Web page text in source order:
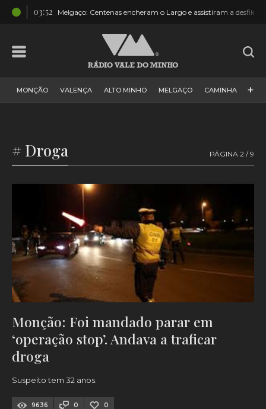
03:52 Melgaço: Centenas encheram o Largo e assistiram a desfile
MONÇÃO VALENÇA ALTO MINHO MELGAÇO CAMINHA
DESPORTO
VALE DO MINHO MINHO MUNDO ESPANHA NORTE
VILA PRAIA DE ÂNCORA
+
# Droga PÁGINA 2 / 9
Monção: Foi mandado parar em
‘operação stop’. Andava a traficar
droga
Suspeito tem 32 anos.
9636 0 0